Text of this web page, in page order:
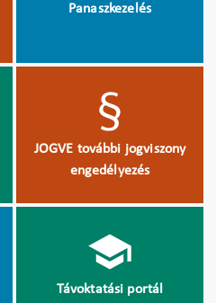
Panaszkezelés
JOGVE további jogviszony
engedélyezés
Távoktatási portál